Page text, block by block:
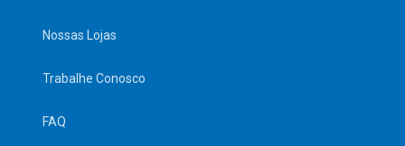
Nossas Lojas
Trabalhe Conosco
FAQ